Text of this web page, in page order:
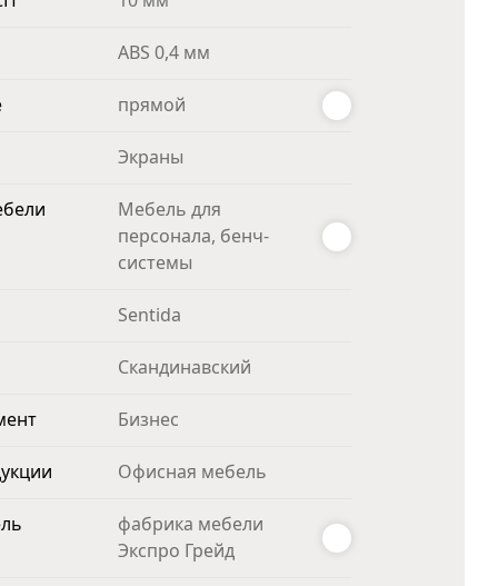
ABS 0,4 мм
прямой
Экраны
Мебель для
персонала, бенч-
системы
Sentida
Скандинавский
Бизнес
Офисная мебель
фабрика мебели
Экспро Грейд